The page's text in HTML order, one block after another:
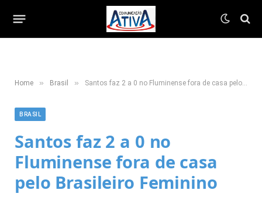
Home » Brasil » Santos faz 2 a 0 no Fluminense fora de casa pelo Brasileiro Feminino
BRASIL
Santos faz 2 a 0 no
Fluminense fora de casa
pelo Brasileiro Feminino